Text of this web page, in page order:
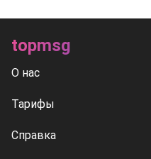
topmsg
О нас
Тарифы
Справка